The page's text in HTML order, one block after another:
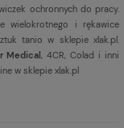
ochronnych do pracy.
wielokrotnego i rękawice
tanio w sklepie xlak.pl.
Medical , 4CR, Colad i inni
w sklepie xlak.pl